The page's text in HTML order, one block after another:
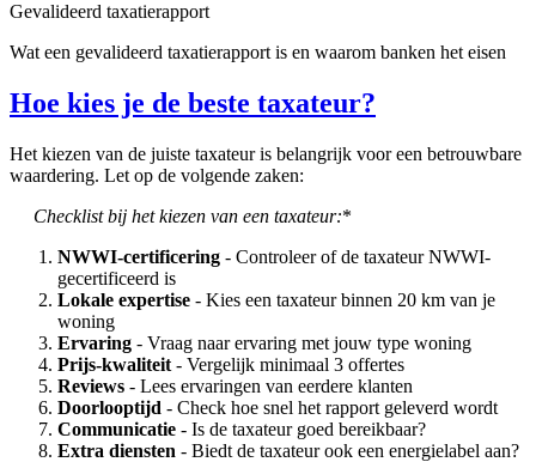
Gevalideerd taxatierapport
Wat een gevalideerd taxatierapport is en waarom banken het eisen
Hoe kies je de beste taxateur?
Het kiezen van de juiste taxateur is belangrijk voor een betrouwbare
waardering. Let op de volgende zaken:
Checklist bij het kiezen van een taxateur:*
NWWI-certificering - Controleer of de taxateur NWWI-
gecertificeerd is
Lokale expertise - Kies een taxateur binnen 20 km van je
woning
Ervaring - Vraag naar ervaring met jouw type woning
Prijs-kwaliteit - Vergelijk minimaal 3 offertes
Reviews - Lees ervaringen van eerdere klanten
Doorlooptijd - Check hoe snel het rapport geleverd wordt
Communicatie - Is de taxateur goed bereikbaar?
Extra diensten - Biedt de taxateur ook een energielabel aan?